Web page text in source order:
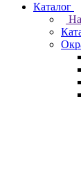
Каталог